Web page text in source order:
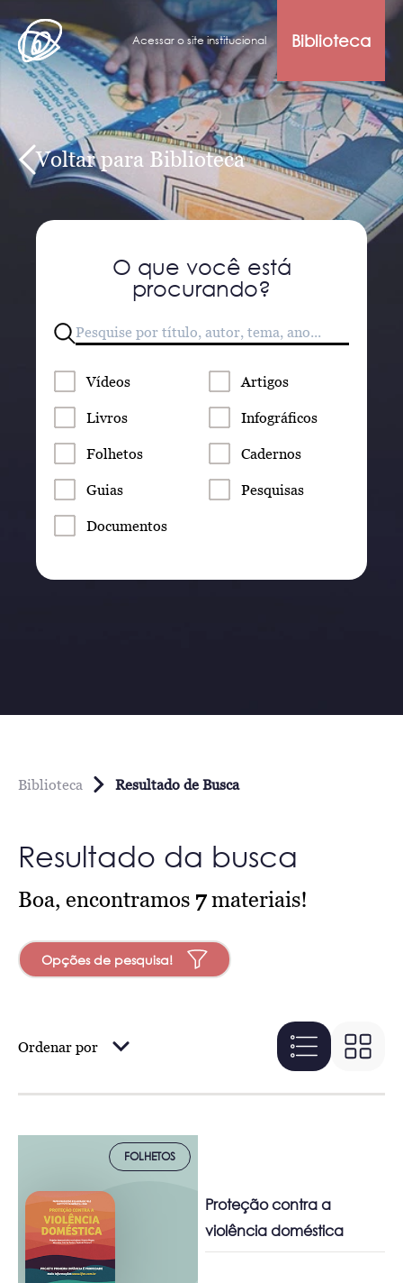
Acessar o site institucional Biblioteca
Voltar para Biblioteca
O que você está
procurando?
Vídeos Artigos
Livros Infográficos
Folhetos Cadernos
Guias Pesquisas
Documentos
Biblioteca Resultado de Busca
Resultado da busca
Boa, encontramos 7materiais!
Opções de pesquisa!
Ordenar por
FOLHETOS
Proteção contra a
violência doméstica